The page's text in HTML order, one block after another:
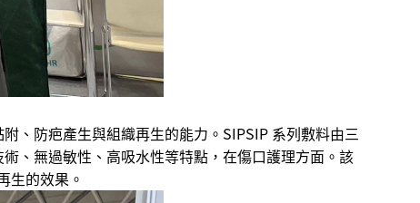
、防疤產生與組織再生的能力。SIPSIP 系列敷料由三
、無過敏性、高吸水性等特點，在傷口護理方面。該
生的效果。